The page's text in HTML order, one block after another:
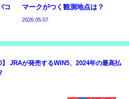
コ
マークがつく観測地点は？
2026.05.07
】 JRAが発売するWIN5、2024年の最高払